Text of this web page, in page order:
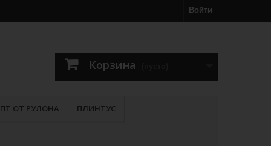
Войти
Корзина
ОТ РУЛОНА ПЛИНТУС